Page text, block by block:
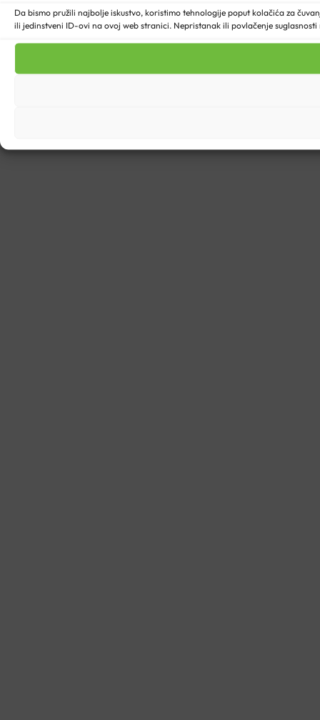
Da bismo pružili najbolje iskustvo, koristimo tehnologije poput kolačića za
ili jedinstveni ID-ovi na ovoj web stranici. Nepristanak ili povlačenje